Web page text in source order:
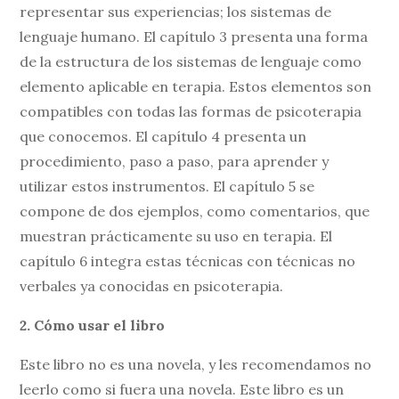
representar sus experiencias; los sistemas de
lenguaje humano. El capítulo 3 presenta una forma
de la estructura de los sistemas de lenguaje como
elemento aplicable en terapia. Estos elementos son
compatibles con todas las formas de psicoterapia
que conocemos. El capítulo 4 presenta un
procedimiento, paso a paso, para aprender y
utilizar estos instrumentos. El capítulo 5 se
compone de dos ejemplos, como comentarios, que
muestran prácticamente su uso en terapia. El
capítulo 6 integra estas técnicas con técnicas no
verbales ya conocidas en psicoterapia.
2. Cómo usar el libro
Este libro no es una novela, y les recomendamos no
leerlo como si fuera una novela. Este libro es un